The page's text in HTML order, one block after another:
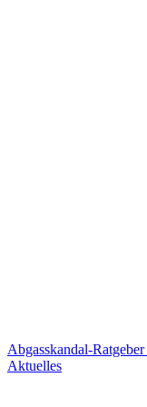
Abgasskandal-Ratgeber
Aktuelles